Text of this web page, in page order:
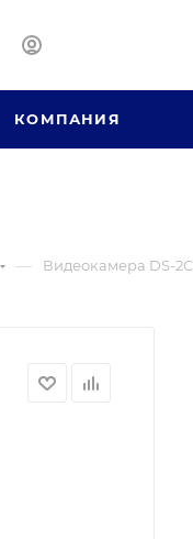
КОМПАНИЯ
— Видеокамера DS-